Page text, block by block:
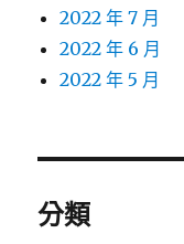
2022 年 7 月
2022 年 6 月
2022 年 5 月
分類